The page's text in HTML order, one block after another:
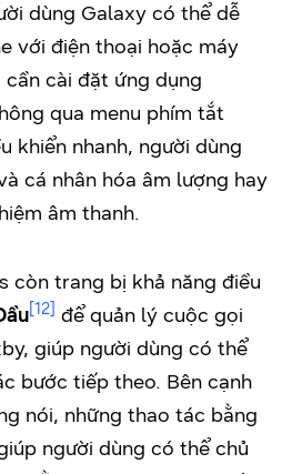
dùng Galaxy có thể dễ
với điện thoại hoặc máy
cài đặt ứng dụng
qua menu phím tắt
khiển nhanh, người dùng
cá nhân hóa âm lượng hay
âm thanh.
còn trang bị khả năng điều
[12] để quản lý cuộc gọi
giúp người dùng có thể
bước tiếp theo. Bên cạnh
nói, những thao tác bằng
người dùng có thể chủ